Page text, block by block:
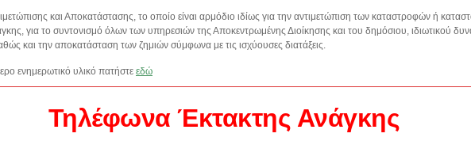
και Αποκατάστασης, το οποίο είναι αρμόδιο ιδίως για την αντιμετώπιση των καταστροφών ή
για το συντονισμό όλων των υπηρεσιών της Αποκεντρωμένης Διοίκησης και του δημόσιου, ιδιωτικού
και την αποκατάσταση των ζημιών σύμφωνα με τις ισχύουσες διατάξεις.
ενημερωτικό υλικό πατήστε εδώ
Τηλέφωνα Έκτακτης Ανάγκης